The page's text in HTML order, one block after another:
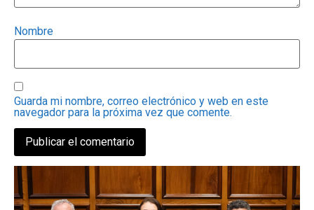
Nombre
Guarda mi nombre, correo electrónico y web en este
navegador para la próxima vez que comente.